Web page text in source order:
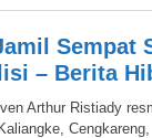
Sempat
– Berita
Arthur Ristiady
Cengkareng,